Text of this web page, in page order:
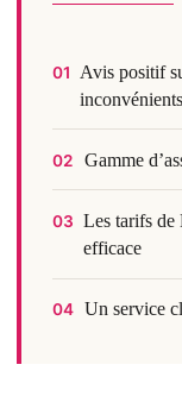
01
Avis positif
inconvénients
02 Gamme
03 Les tarifs de
efficace
04 Un service